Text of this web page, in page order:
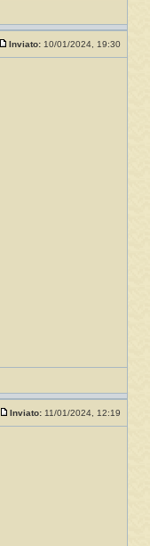
Inviato: 10/01/2024, 19:30
Inviato: 11/01/2024, 12:19